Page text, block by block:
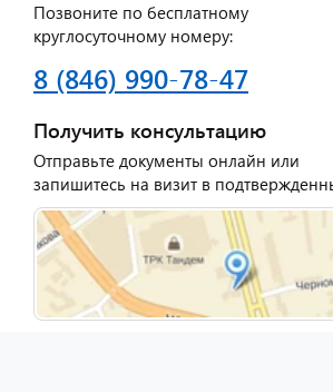
Позвоните по бесплатному
круглосуточному номеру:
8 (846) 990-78-47
Получить консультацию
Отправьте документы онлайн или
запишитесь на визит в